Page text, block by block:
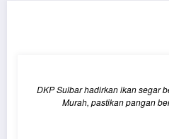
DKP Sulbar hadirkan ikan segar
Murah, pastikan pangan